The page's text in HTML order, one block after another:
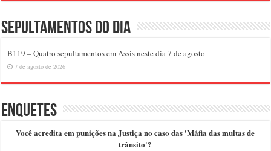
Sepultamentos do dia
B119 – Quatro sepultamentos em Assis neste dia 7 de agosto
7 de agosto de 2026
Enquetes
Você acredita em punições na Justiça no caso das 'Máfia das multas de
trânsito'?